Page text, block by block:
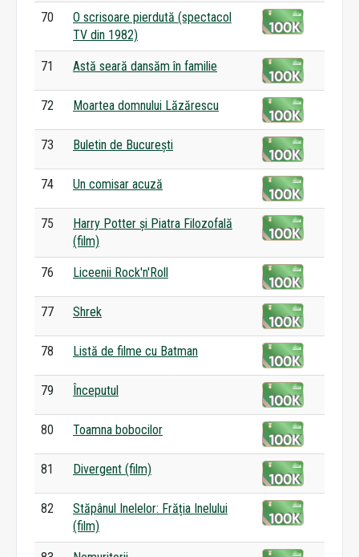
70
O scrisoare pierdută (spectacol
TV din 1982)
71 Astă seară dansăm în familie
72 Moartea domnului Lăzărescu
73 Buletin de București
74 Un comisar acuză
75
Harry Potter și Piatra Filozofală
(film)
76 Liceenii Rock'n'Roll
77 Shrek
78 Listă de filme cu Batman
79 Începutul
80 Toamna bobocilor
81 Divergent (film)
82
Stăpânul Inelelor: Frăția Inelului
(film)